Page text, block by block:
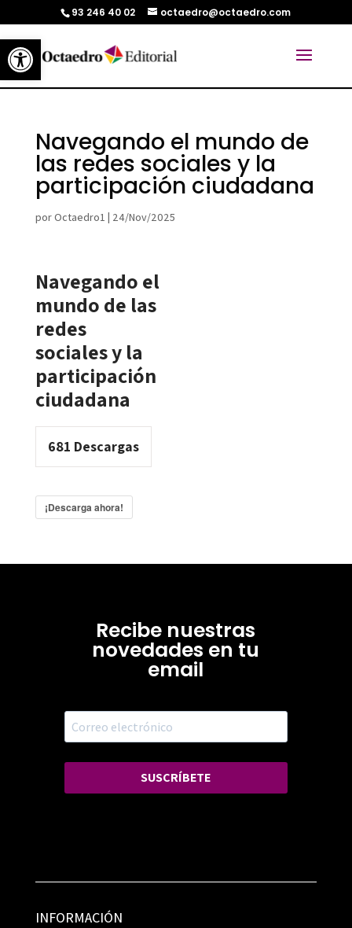
Abrir barra de herramientas
93 246 40 02 octaedro@octaedro.com
Navegando el mundo de
las redes sociales y la
participación ciudadana
porOctaedro1 | 24/Nov/2025
Navegando el
mundo de las
redes
sociales y la
participación
ciudadana
681 Descargas
¡Descarga ahora!
Recibe nuestras
novedades en tu
email
SUSCRÍBETE
INFORMACIÓN